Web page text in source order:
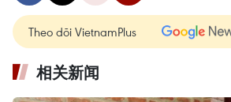
Theo dõi VietnamPlus
相关新闻